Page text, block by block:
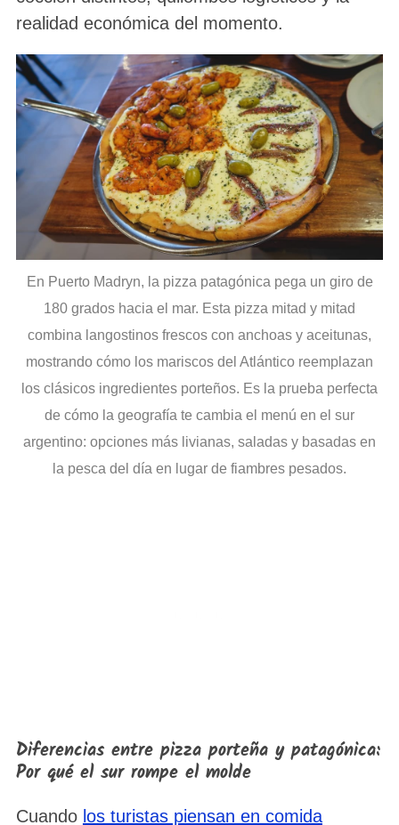
realidad económica del momento.
En Puerto Madryn, la pizza patagónica pega un giro de
180 grados hacia el mar. Esta pizza mitad y mitad
combina langostinos frescos con anchoas y aceitunas,
mostrando cómo los mariscos del Atlántico reemplazan
los clásicos ingredientes porteños. Es la prueba perfecta
de cómo la geografía te cambia el menú en el sur
argentino: opciones más livianas, saladas y basadas en
la pesca del día en lugar de fiambres pesados.
Diferencias entre pizza porteña y patagónica:
Por qué el sur rompe el molde
Cuando los turistas piensan en comida